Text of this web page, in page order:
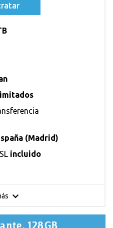
(Madrid)
incluido